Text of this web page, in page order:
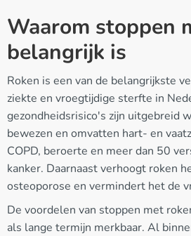
Waarom stoppen
belangrijk is
Roken is een van de belangrijkste
ziekte en vroegtijdige sterfte in
gezondheidsrisico's zijn uitgebreid
bewezen en omvatten hart- en
COPD, beroerte en meer dan 50
kanker. Daarnaast verhoogt roken
osteoporose en vermindert het de
De voordelen van stoppen met
als lange termijn merkbaar. Al